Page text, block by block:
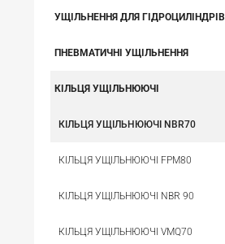
УЩІЛЬНЕННЯ ДЛЯ ГІДРОЦИЛІНДРІВ
ПНЕВМАТИЧНІ УЩІЛЬНЕННЯ
КІЛЬЦЯ УЩІЛЬНЮЮЧІ
КІЛЬЦЯ УЩІЛЬНЮЮЧІ NBR70
КІЛЬЦЯ УЩІЛЬНЮЮЧІ FPM80
КІЛЬЦЯ УЩІЛЬНЮЮЧІ NBR 90
КІЛЬЦЯ УЩІЛЬНЮЮЧІ VMQ70